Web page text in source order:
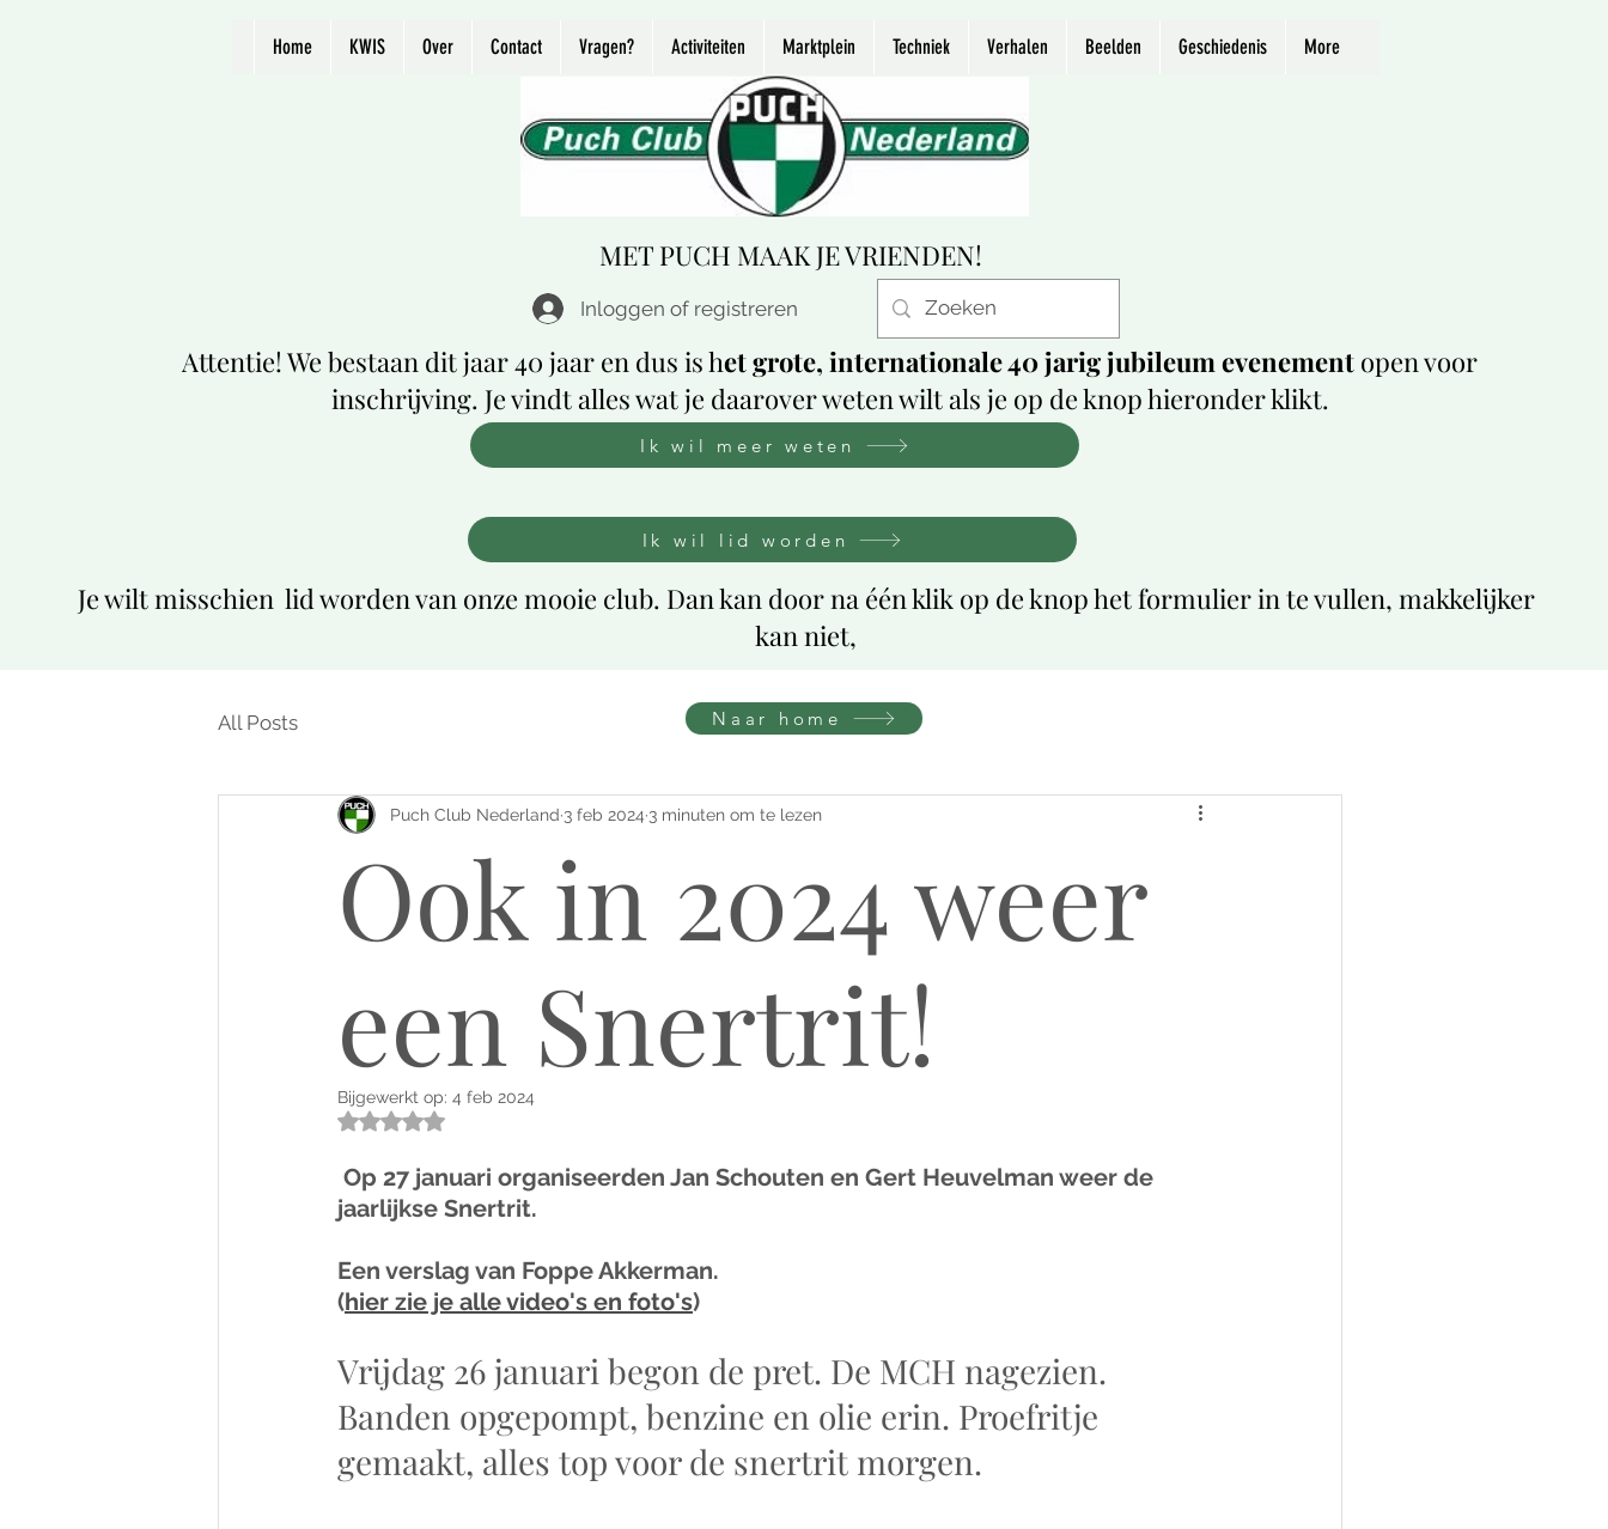
Home KWIS Over Contact Vragen? Activiteiten Marktplein Techniek Verhalen Beelden Geschiedenis More
MET PUCH MAAK JE VRIENDEN!
Attentie! We bestaan dit jaar 40 jaar en dus is het grote, internationale 40 jarig jubileum evenement open voor
inschrijving. Je vindt alles wat je daarover weten wilt als je op de knop hieronder klikt.
Ik wil meer weten
Ik wil lid worden
Je wilt misschien lid worden van onze mooie club. Dan kan door na één klik op de knop het formulier in te vullen, makkelijker
kan niet,
Inloggen of registreren
All Posts
Ook in 2024 weer
een Snertrit!
Puch Club Nederland 3 feb 2024 3 minuten om te lezen
Bijgewerkt op: 4 feb 2024
Beoordeeld met NaN uit 5 sterren.
jaarlijkse Snertrit.
Een verslag van Foppe Akkerman.
(hier zie je alle video's en foto's)
Vrijdag 26 januari begon de pret. De MCH nagezien.
Banden opgepompt, benzine en olie erin. Proefritje
gemaakt, alles top voor de snertrit morgen.
Naar home